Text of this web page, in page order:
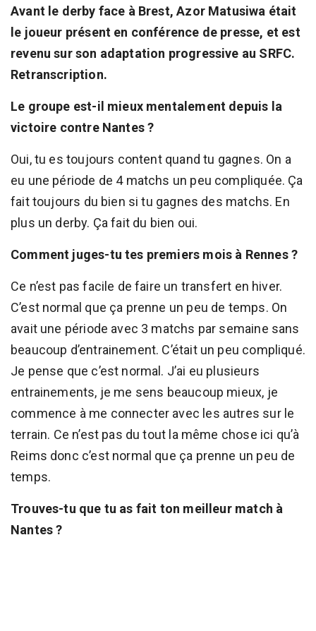
Avant le derby face à Brest, Azor Matusiwa était
le joueur présent en conférence de presse, et est
revenu sur son adaptation progressive au SRFC.
Retranscription.
Le groupe est-il mieux mentalement depuis la
victoire contre Nantes ?
Oui, tu es toujours content quand tu gagnes. On a
eu une période de 4 matchs un peu compliquée. Ça
fait toujours du bien si tu gagnes des matchs. En
plus un derby. Ça fait du bien oui.
Comment juges-tu tes premiers mois à Rennes ?
Ce n’est pas facile de faire un transfert en hiver.
C’est normal que ça prenne un peu de temps. On
avait une période avec 3 matchs par semaine sans
beaucoup d’entrainement. C’était un peu compliqué.
Je pense que c’est normal. J’ai eu plusieurs
entrainements, je me sens beaucoup mieux, je
commence à me connecter avec les autres sur le
terrain. Ce n’est pas du tout la même chose ici qu’à
Reims donc c’est normal que ça prenne un peu de
temps.
Trouves-tu que tu as fait ton meilleur match à
Nantes ?